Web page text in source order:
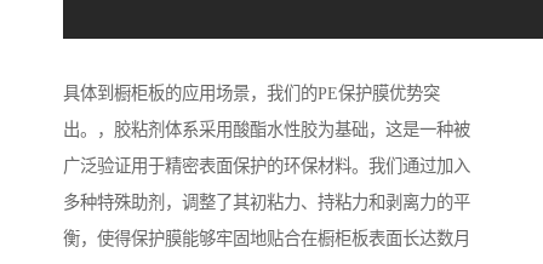
具体到橱柜板的应用场景，我们的PE保护膜优势突
出。，胶粘剂体系采用酸酯水性胶为基础，这是一种被
广泛验证用于精密表面保护的环保材料。我们通过加入
多种特殊助剂，调整了其初粘力、持粘力和剥离力的平
衡，使得保护膜能够牢固地贴合在橱柜板表面长达数月